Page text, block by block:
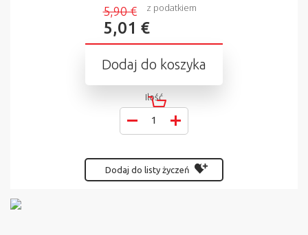
5,90 €
5,01 €
z podatkiem
Dodaj do koszyka
Ilość
Dodaj do listy życzeń